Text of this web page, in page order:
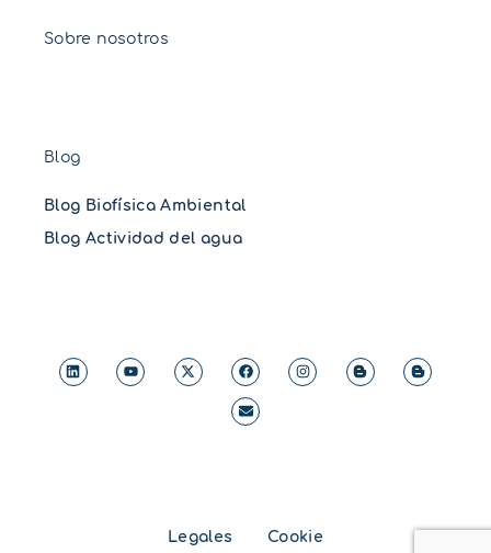
Sobre nosotros
Blog
Blog Biofísica Ambiental
Blog Actividad del agua
Legales Cookie